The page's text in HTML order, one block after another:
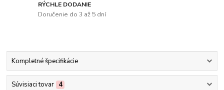
RÝCHLE DODANIE
Doručenie do 3 až 5 dní
Kompletné špecifikácie
Súvisiaci tovar 4